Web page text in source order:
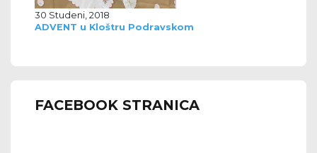
30 Studeni, 2018
ADVENT u Kloštru Podravskom
FACEBOOK STRANICA